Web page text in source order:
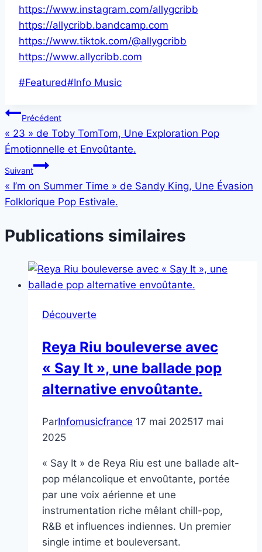
https://www.instagram.com/allygcribb
https://allycribb.bandcamp.com
https://www.tiktok.com/@allygcribb
https://www.allycribb.com
Étiquettes
la
publication :
#Featured#Info Music
Navigation
de
l’article
Précédent
« 23 » de Toby TomTom, Une Exploration Pop
Émotionnelle et Envoûtante.
Suivant
« I’m on Summer Time » de Sandy King, Une Évasion
Folklorique Pop Estivale.
Publications similaires
Découverte
Reya Riu bouleverse avec
« Say It », une ballade pop
alternative envoûtante.
ParInfomusicfrance 17 mai 202517 mai
2025
« Say It » de Reya Riu est une ballade alt-
pop mélancolique et envoûtante, portée
par une voix aérienne et une
instrumentation riche mêlant chill-pop,
R&B et influences indiennes. Un premier
single intime et bouleversant.